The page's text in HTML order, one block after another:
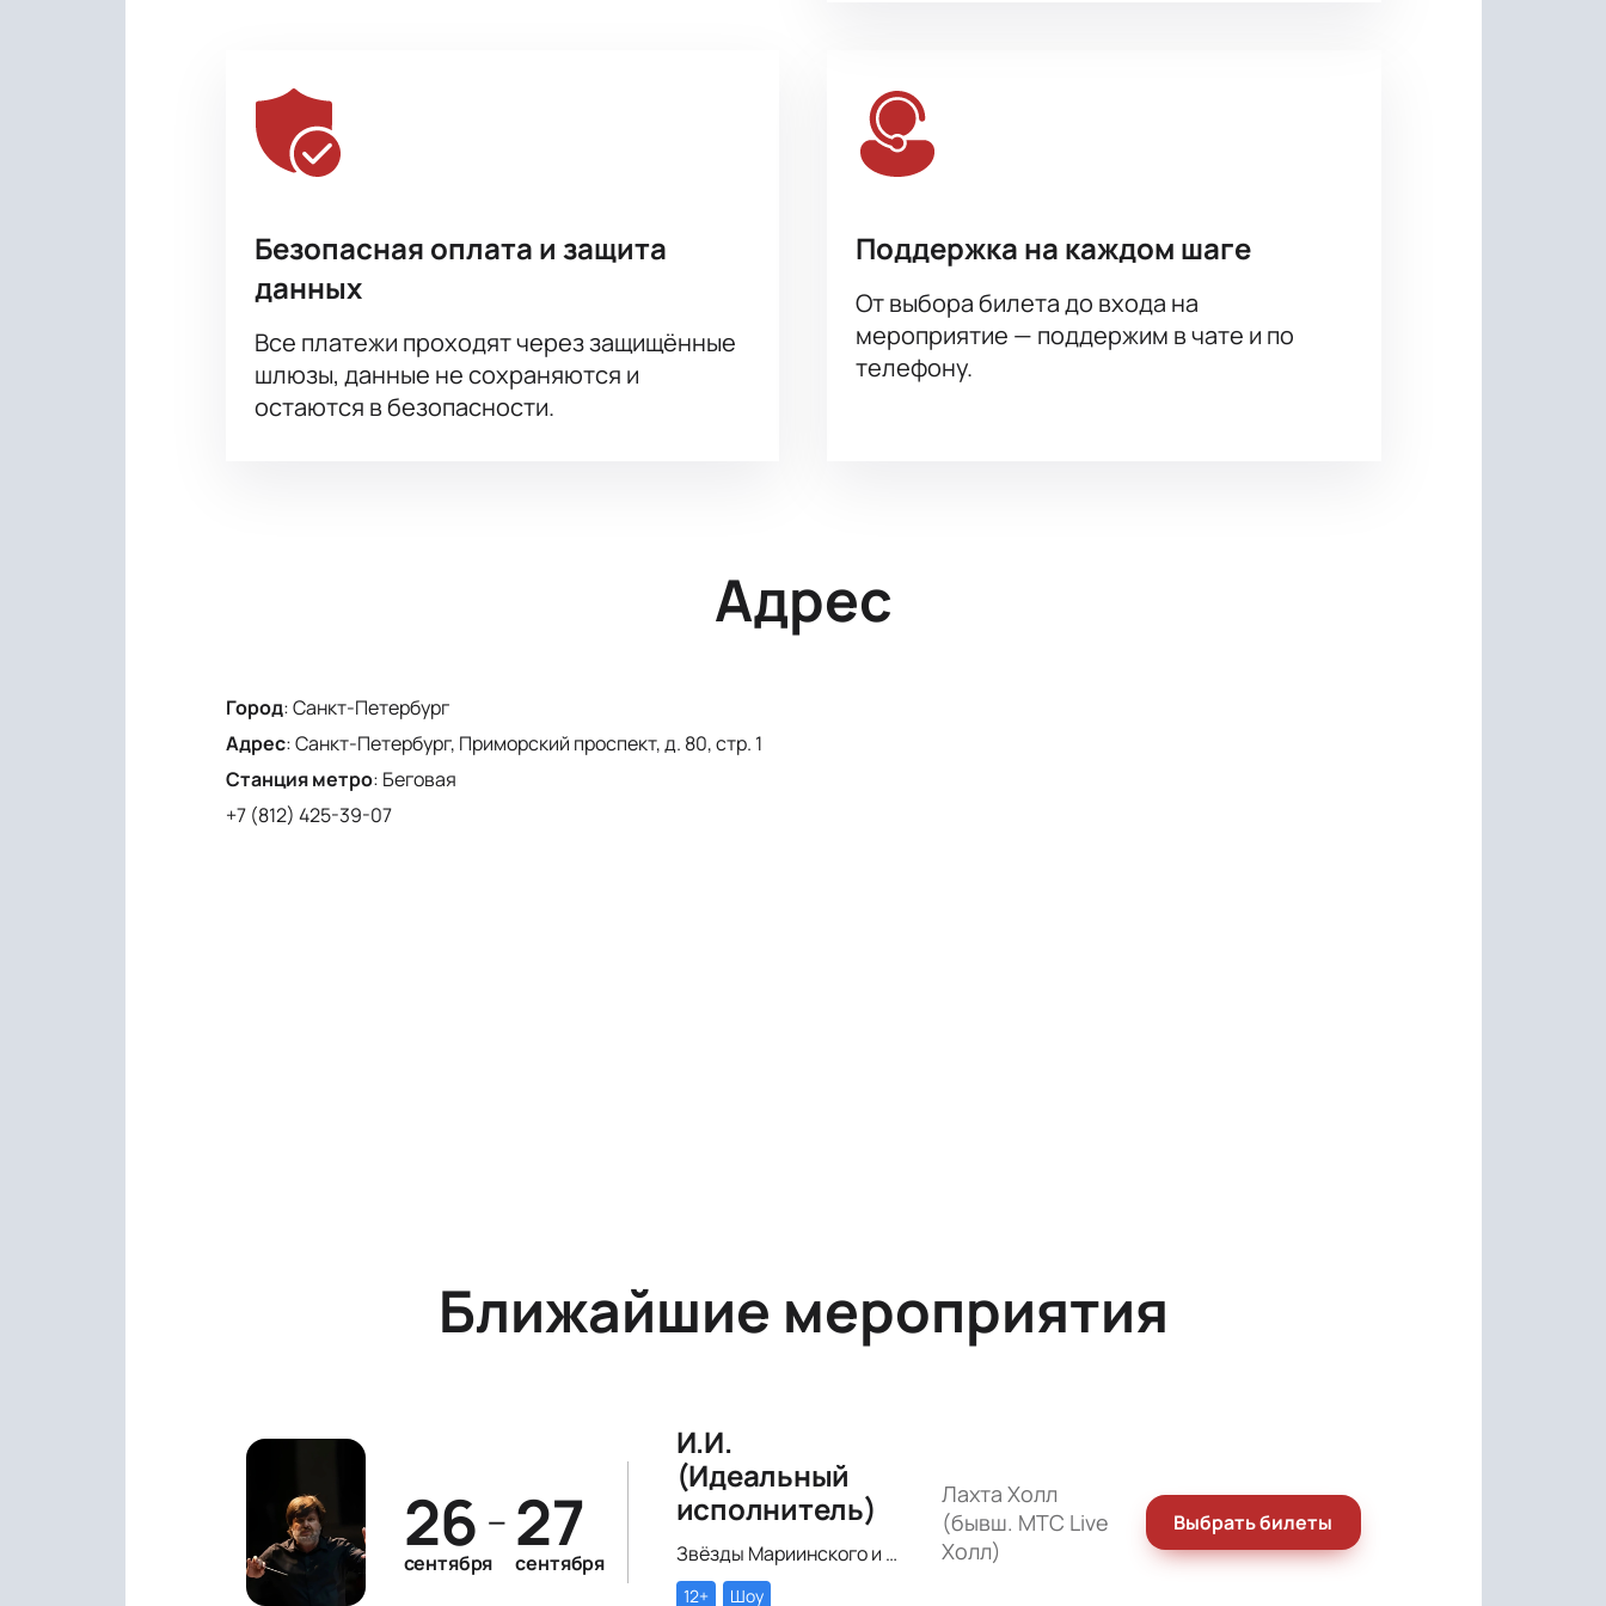
Безопасная оплата и защита
данных
Все платежи проходят через защищённые
шлюзы, данные не сохраняются и
остаются в безопасности.
Поддержка на каждом шаге
От выбора билета до входа на
мероприятие — поддержим в чате и по
телефону.
Адрес
Город:Санкт-Петербург
Адрес:Санкт-Петербург, Приморский проспект, д. 80, стр. 1
Станция метро: Беговая
+7 (812) 425-39-07
Ближайшие мероприятия
26
сентября
— 27
сентября
И.И.
(Идеальный
исполнитель)
Звёзды Мариинского и Михайловского театра и лауреаты премии «Онегин» выступят в цифровом симфоническом перформансе «ИИ» Рустама Сагдиева.
12+ Шоу
Лахта Холл
(бывш. МТС Live
Холл)
Выбрать билеты